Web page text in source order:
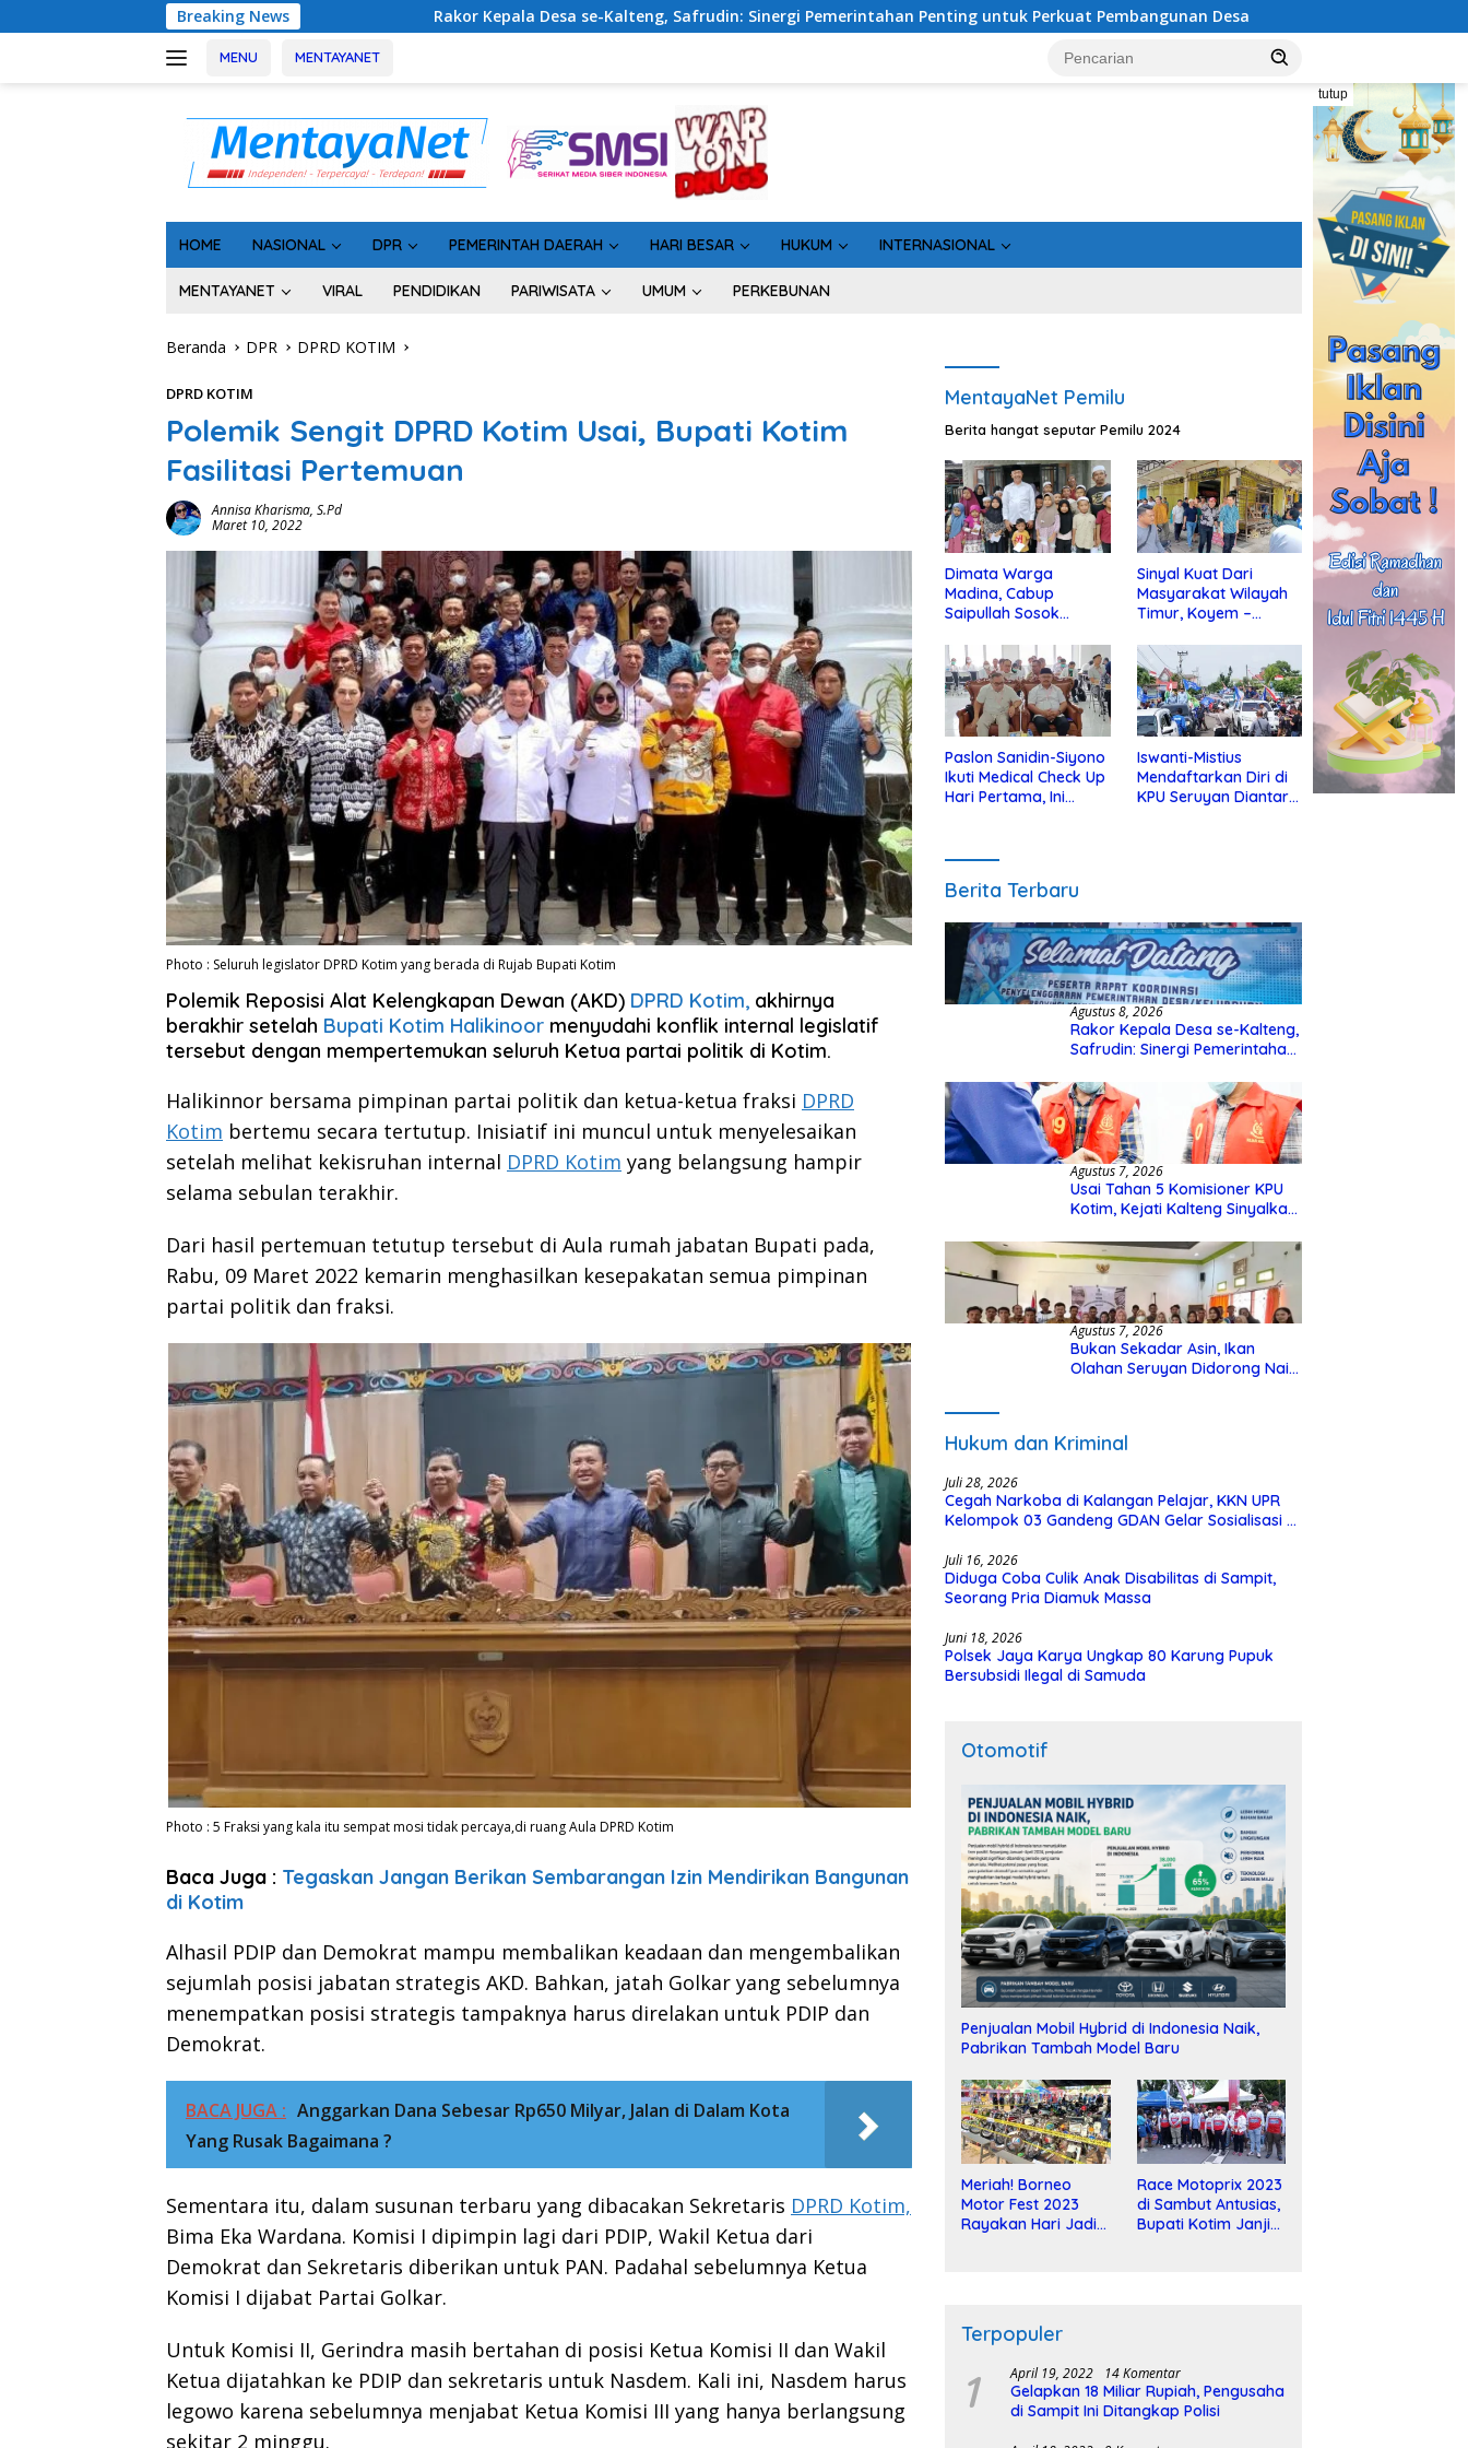
ke
Breaking News
Rakor Kepala Desa se-Kalteng, Safrudin: Sinergi Pemerintahan Penting untuk Perkuat Pembangunan Desa Usai Tahan 5 Komisioner KPU Kotim, Kejati
MENU MENTAYANET
tutup
HOME NASIONAL DPR PEMERINTAH DAERAH HARI BESAR HUKUM INTERNASIONAL
MENTAYANET VIRAL PENDIDIKAN PARIWISATA UMUM PERKEBUNAN
Beranda DPR DPRD KOTIM
DPRD KOTIM
Polemik Sengit DPRD Kotim Usai, Bupati Kotim
Fasilitasi Pertemuan
Annisa Kharisma, S.Pd
Maret 10, 2022
Photo : Seluruh legislator DPRD Kotim yang berada di Rujab Bupati Kotim
Polemik Reposisi Alat Kelengkapan Dewan (AKD) DPRD Kotim, akhirnya
berakhir setelah Bupati Kotim Halikinoor menyudahi konflik internal legislatif
tersebut dengan mempertemukan seluruh Ketua partai politik di Kotim.
Halikinnor bersama pimpinan partai politik dan ketua-ketua fraksi DPRD
Kotim bertemu secara tertutup. Inisiatif ini muncul untuk menyelesaikan
setelah melihat kekisruhan internal DPRD Kotim yang belangsung hampir
selama sebulan terakhir.
Dari hasil pertemuan tetutup tersebut di Aula rumah jabatan Bupati pada,
Rabu, 09 Maret 2022 kemarin menghasilkan kesepakatan semua pimpinan
partai politik dan fraksi.
Photo : 5 Fraksi yang kala itu sempat mosi tidak percaya,di ruang Aula DPRD Kotim
Baca Juga : Tegaskan Jangan Berikan Sembarangan Izin Mendirikan Bangunan
di Kotim
Alhasil PDIP dan Demokrat mampu membalikan keadaan dan mengembalikan
sejumlah posisi jabatan strategis AKD. Bahkan, jatah Golkar yang sebelumnya
menempatkan posisi strategis tampaknya harus direlakan untuk PDIP dan
Demokrat.
BACA JUGA : Anggarkan Dana Sebesar Rp650 Milyar, Jalan di Dalam Kota
Yang Rusak Bagaimana ?
Sementara itu, dalam susunan terbaru yang dibacakan Sekretaris DPRD Kotim,
Bima Eka Wardana. Komisi I dipimpin lagi dari PDIP, Wakil Ketua dari
Demokrat dan Sekretaris diberikan untuk PAN. Padahal sebelumnya Ketua
Komisi I dijabat Partai Golkar.
Untuk Komisi II, Gerindra masih bertahan di posisi Ketua Komisi II dan Wakil
Ketua dijatahkan ke PDIP dan sekretaris untuk Nasdem. Kali ini, Nasdem harus
legowo karena sebelumnya menjabat Ketua Komisi III yang hanya berlangsung
sekitar 2 minggu.
MentayaNet Pemilu
Berita hangat seputar Pemilu 2024
Dimata Warga
Madina, Cabup
Saipullah Sosok
Anak Yatim
Sinyal Kuat Dari
Masyarakat Wilayah
Timur, Koyem –
di Kotim
Paslon Sanidin-Siyono
Ikuti Medical Check Up
Hari Pertama, Ini
Iswanti-Mistius
Mendaftarkan Diri di
KPU Seruyan Diantar
Berita Terbaru
Agustus 8, 2026
Rakor Kepala Desa se-Kalteng,
Safrudin: Sinergi Pemerintahan
Pembangunan Desa
Agustus 7, 2026
Usai Tahan 5 Komisioner KPU
Kotim, Kejati Kalteng Sinyalkan
Hibah Rp40 Miliar
Agustus 7, 2026
Bukan Sekadar Asin, Ikan
Olahan Seruyan Didorong Naik
Hukum dan Kriminal
Juli 28, 2026
Cegah Narkoba di Kalangan Pelajar, KKN UPR
Kelompok 03 Gandeng GDAN Gelar Sosialisasi di
Juli 16, 2026
Diduga Coba Culik Anak Disabilitas di Sampit,
Seorang Pria Diamuk Massa
Juni 18, 2026
Polsek Jaya Karya Ungkap 80 Karung Pupuk
Bersubsidi Ilegal di Samuda
Otomotif
Penjualan Mobil Hybrid di Indonesia Naik,
Pabrikan Tambah Model Baru
Meriah! Borneo
Motor Fest 2023
Rayakan Hari Jadi
Race Motoprix 2023
di Sambut Antusias,
Bupati Kotim Janji
Terpopuler
1 April 19, 2022 14 Komentar
Gelapkan 18 Miliar Rupiah, Pengusaha
di Sampit Ini Ditangkap Polisi